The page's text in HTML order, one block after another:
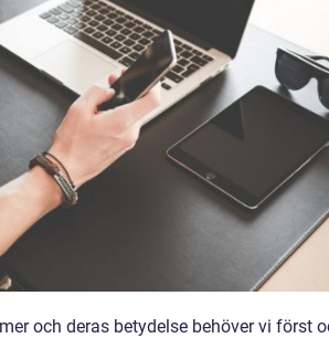
och deras betydelse behöver vi först